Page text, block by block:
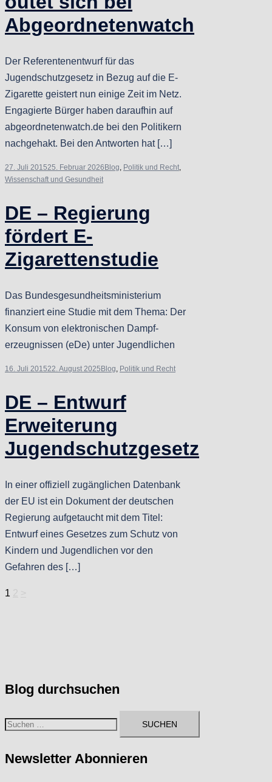
Abgeordnetenwatch
Der Referentenentwurf für das
Jugendschutzgesetz in Bezug auf die E-
Zigarette geistert nun einige Zeit im Netz.
Engagierte Bürger haben daraufhin auf
abgeordnetenwatch.de bei den Politikern
nachgehakt. Bei den Antworten hat […]
27. Juli 201525. Februar 2026Blog Politik und Recht
Wissenschaft und Gesundheit
DE – Regierung
fördert E-
Zigarettenstudie
Das Bundesgesundheitsministerium
finanziert eine Studie mit dem Thema: Der
Konsum von elektronischen Dampf-
erzeugnissen (eDe) unter Jugendlichen
16. Juli 201522. August 2025Blog Politik und Recht
DE – Entwurf
Erweiterung
Jugendschutzgesetz
In einer offiziell zugänglichen Datenbank
der EU ist ein Dokument der deutschen
Regierung aufgetaucht mit dem Titel:
Entwurf eines Gesetzes zum Schutz von
Kindern und Jugendlichen vor den
Gefahren des […]
Seitennummerierung
1
Blog durchsuchen
Suchen
Newsletter Abonnieren